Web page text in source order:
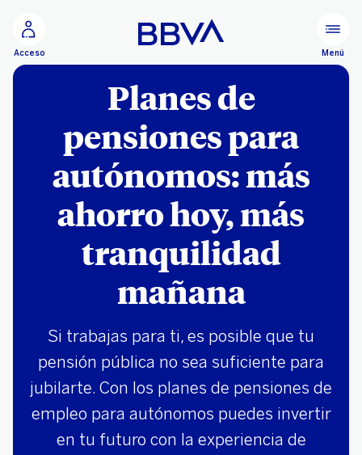
Acceso Menú
Planes de
pensiones para
autónomos: más
ahorro hoy, más
tranquilidad
mañana
Si trabajas para ti, es posible que tu
pensión pública no sea suficiente para
jubilarte. Con los planes de pensiones de
empleo para autónomos puedes invertir
en tu futuro con la experiencia de